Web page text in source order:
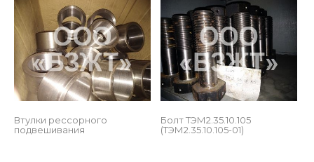
Втулки рессорного
подвешивания
Болт ТЭМ2.35.10.105
(ТЭМ2.35.10.105-01)